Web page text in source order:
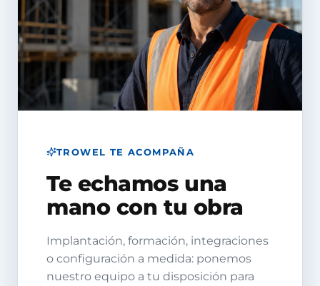
TROWEL TE ACOMPAÑA
Te echamos una
mano con tu obra
Implantación, formación, integraciones
o configuración a medida: ponemos
nuestro equipo a tu disposición para